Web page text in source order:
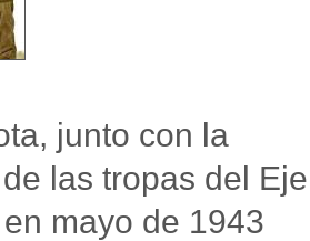
junto con la
las tropas del Eje
mayo de 1943